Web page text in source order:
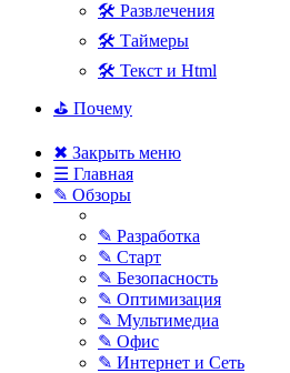
🛠 Развлечения
🛠 Таймеры
🛠 Текст и Html
⛳ Почему
✖ Закрыть меню
☰ Главная
✎ Обзоры
✎ Разработка
✎ Старт
✎ Безопасность
✎ Оптимизация
✎ Мультимедиа
✎ Офис
✎ Интернет и Сеть